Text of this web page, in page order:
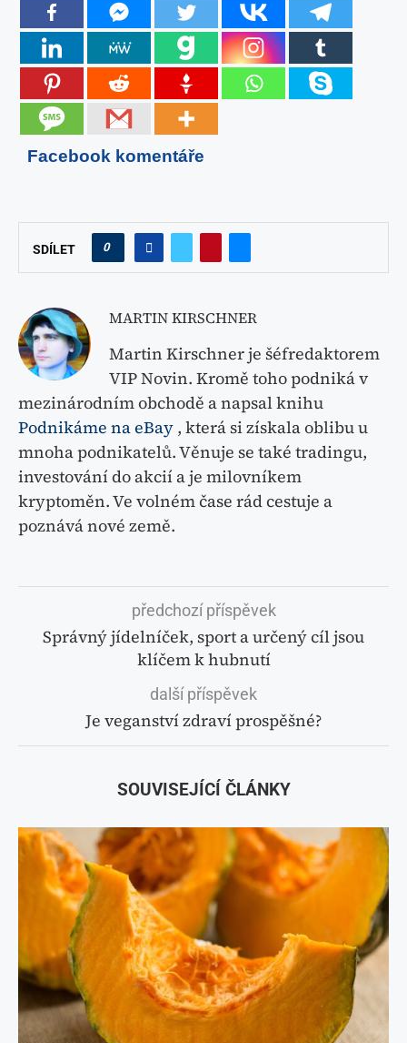
Facebook komentáře
SDÍLET 0
MARTIN KIRSCHNER
Martin Kirschner je šéfredaktorem
VIP Novin. Kromě toho podniká v
mezinárodním obchodě a napsal knihu
Podnikáme na eBay , která si získala oblibu u
mnoha podnikatelů. Věnuje se také tradingu,
investování do akcií a je milovníkem
kryptoměn. Ve volném čase rád cestuje a
poznává nové země.
předchozí příspěvek
Správný jídelníček, sport a určený cíl jsou
klíčem k hubnutí
další příspěvek
Je veganství zdraví prospěšné?
SOUVISEJÍCÍ ČLÁNKY